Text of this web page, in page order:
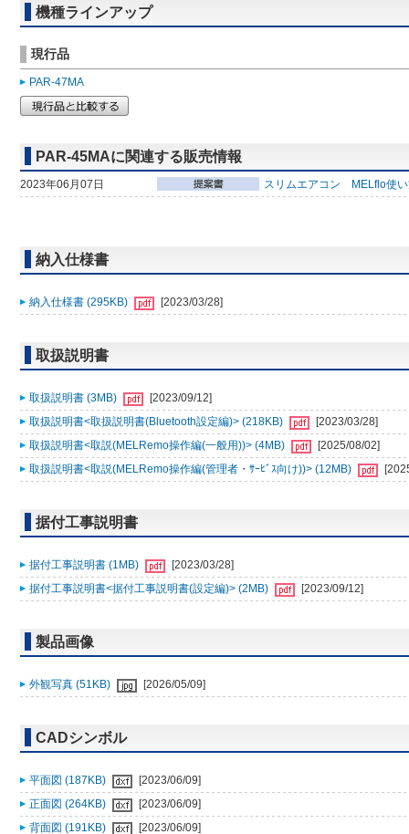
機種ラインアップ
現行品
PAR-47MA
PAR-45MAに関連する販売情報
2023年06月07日 スリムエアコン MELflo使
納入仕様書
納入仕様書 (295KB) [2023/03/28]
取扱説明書
取扱説明書 (3MB)
[2023/09/12]
取扱説明書<取扱説明書(Bluetooth設定編)> (218KB)
[2023/03/28]
取扱説明書<取説(MELRemo操作編(一般用))> (4MB)
[2025/08/02]
取扱説明書<取説(MELRemo操作編(管理者・ｻｰﾋﾞｽ向け))> (12MB)
据付工事説明書
据付工事説明書 (1MB)
[2023/03/28]
据付工事説明書<据付工事説明書(設定編)> (2MB)
[2023/09/12]
製品画像
外観写真 (51KB) [2026/05/09]
CADシンボル
平面図 (187KB)
[2023/06/09]
正面図 (264KB)
[2023/06/09]
背面図 (191KB)
[2023/06/09]